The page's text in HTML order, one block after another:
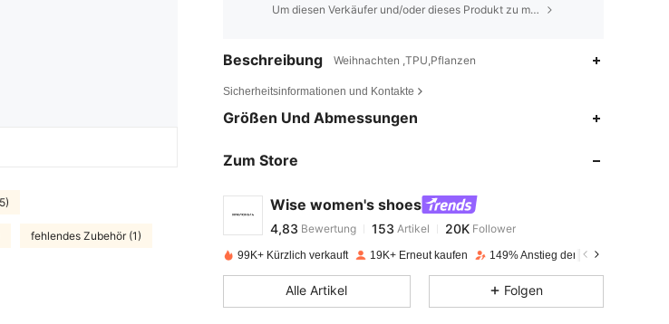
fehlendes Zubehör (1)
Um diesen Verkäufer und/oder dieses Produkt zu melden
Beschreibung Weihnachten ,TPU,Pflanzen
Sicherheitsinformationen und Kontakte
Größen Und Abmessungen
Zum Store
Wise women's shoes
4,83
Artikel 20KFollower
n***ebezahltVor 1 Tag
99K+ Kürzlich verkauft 19K+ Erneut kaufen 149% Anstieg der Follower
Alle Artikel Folgen